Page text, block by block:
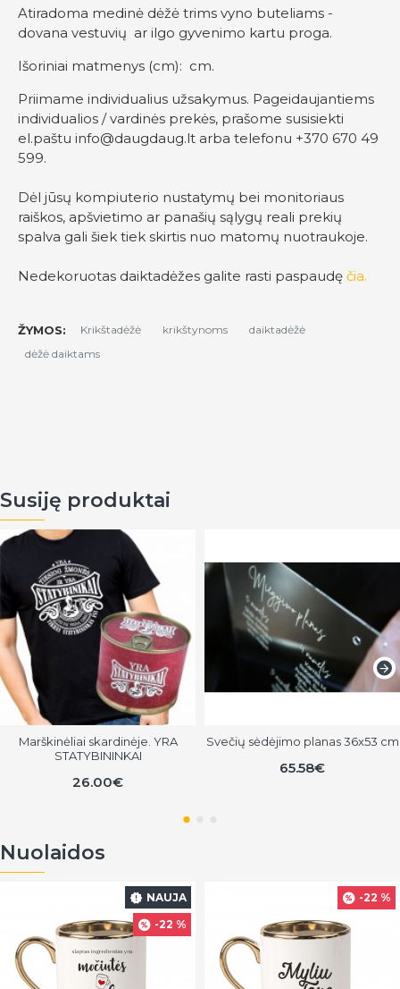
Atiradoma medinė dėžė trims vyno buteliams -
dovana vestuvių ar ilgo gyvenimo kartu proga.
Išoriniai matmenys (cm): cm.
Priimame individualius užsakymus. Pageidaujantiems
individualios / vardinės prekės, prašome susisiekti
el.paštu info@daugdaug.lt arba telefonu +370 670 49
599.
Dėl jūsų kompiuterio nustatymų bei monitoriaus
raiškos, apšvietimo ar panašių sąlygų reali prekių
spalva gali šiek tiek skirtis nuo matomų nuotraukoje.
Nedekoruotas daiktadėžes galite rasti paspaudę čia.
ŽYMOS: Krikštadėžė krikštynoms
daiktadėžė
dėžė daiktams
Susiję produktai
Marškinėliai skardinėje. YRA
STATYBININKAI
26.00€
Svečių sėdėjimo planas 36x53 cm
65.58€
Nuolaidos
NAUJA
-22 %
-22 %